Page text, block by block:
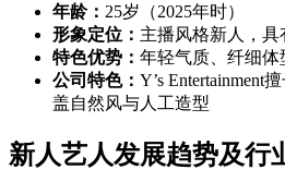
年龄： 25岁（2025年时）
形象定位： 主播风格新人，
特色优势： 年轻气质、纤细体
公司特色： Y’s Entertainment
盖自然风与人工造型
新人艺人发展趋势及行